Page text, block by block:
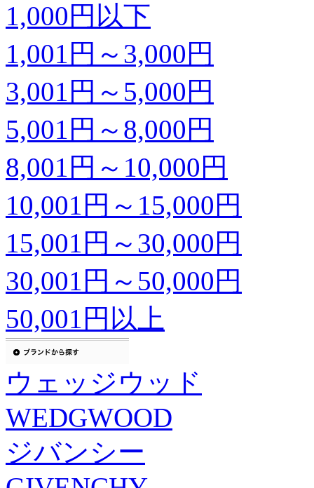
1,000円以下
1,001円～3,000円
3,001円～5,000円
5,001円～8,000円
8,001円～10,000円
10,001円～15,000円
15,001円～30,000円
30,001円～50,000円
50,001円以上
ウェッジウッド
WEDGWOOD
ジバンシー